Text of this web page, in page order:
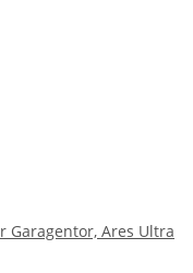
Garagentor, Ares Ultra